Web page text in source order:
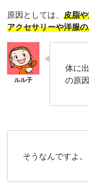
原因としては、 皮脂
アクセサリーや洋服
体に
の原
そうなんですよ。